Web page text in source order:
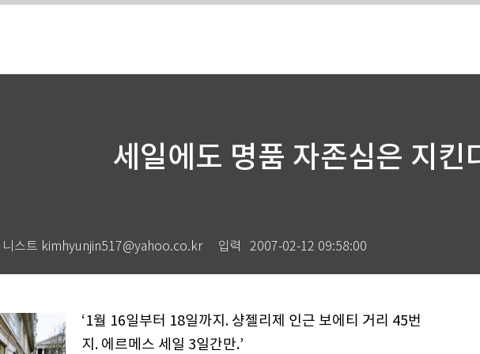
세일에도 명품 자존심은 지킨
니스트 kimhyunjin517@yahoo.co.kr 입력 2007-02-12 09:58:00
‘1월 16일부터 18일까지. 샹젤리제 인근 보에티 거리 45번
지. 에르메스 세일 3일간만.’